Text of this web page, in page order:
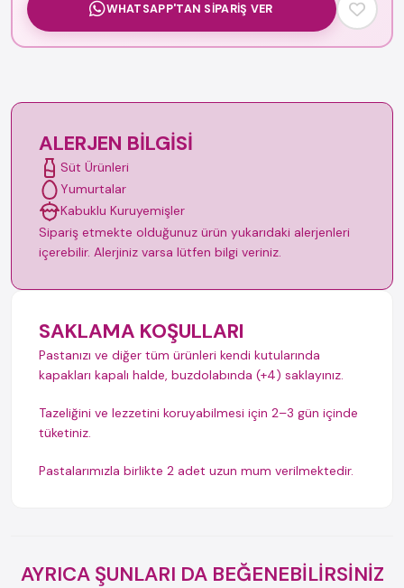
WHATSAPP'TAN SIPARIŞ VER
ALERJEN BILGISI
Süt Ürünleri
Yumurtalar
Kabuklu Kuruyemişler
Sipariş etmekte olduğunuz ürün yukarıdaki alerjenleri
içerebilir. Alerjiniz varsa lütfen bilgi veriniz.
SAKLAMA KOŞULLARI
Pastanızı ve diğer tüm ürünleri kendi kutularında
kapakları kapalı halde, buzdolabında (+4) saklayınız.
Tazeliğini ve lezzetini koruyabilmesi için 2–3 gün içinde
tüketiniz.
Pastalarımızla birlikte 2 adet uzun mum verilmektedir.
AYRICA ŞUNLARI DA BEĞENEBİLİRSİNİZ